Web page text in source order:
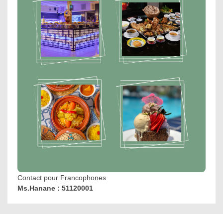
Contact pour Francophones
Ms.Hanane : 51120001